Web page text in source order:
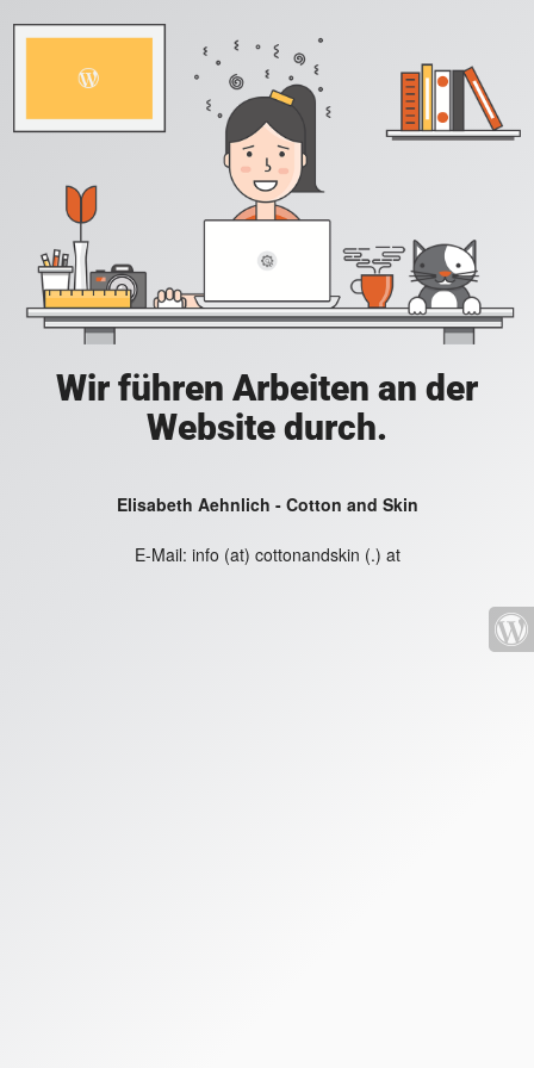
Wir führen Arbeiten an der
Website durch.
Elisabeth Aehnlich - Cotton and Skin
E-Mail: info (at) cottonandskin (.) at